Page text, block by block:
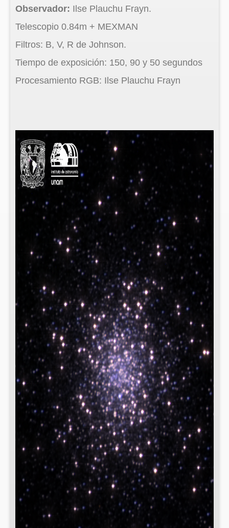
Observador: Ilse Plauchu Frayn.
Telescopio 0.84m + MEXMAN
Filtros: B, V, R de Johnson.
Tiempo de exposición: 150, 90 y 50 segundos
Procesamiento RGB: Ilse Plauchu Frayn